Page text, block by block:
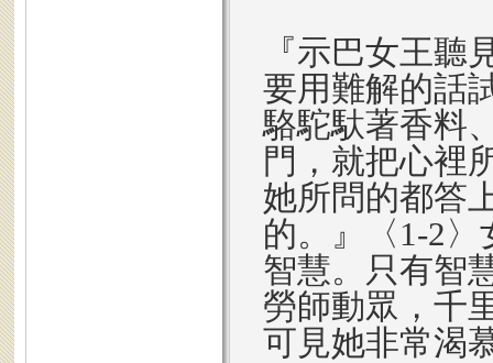
『示巴女王聽
要用難解的話
駱駝馱著香料
門，就把心裡
她所問的都答
的。』〈1-2
智慧。只有智
勞師動眾，千
可見她非常渴